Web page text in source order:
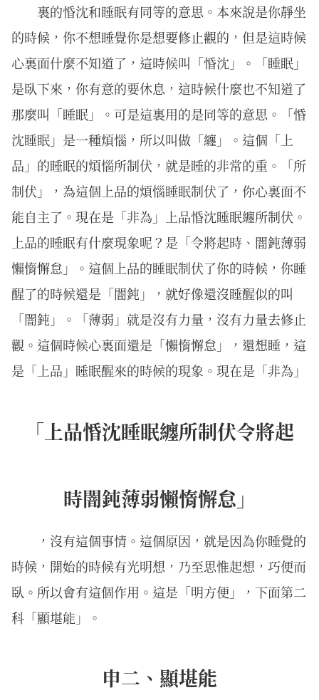
裏的惛沈和睡眠有同等的意思。本來說是你靜坐
的時候，你不想睡覺你是想要修止觀的，但是這時候
心裏面什麼不知道了，這時候叫「惛沈」。「睡眠」
是臥下來，你有意的要休息，這時候什麼也不知道了
那麼叫「睡眠」。可是這裏用的是同等的意思。「惛
沈睡眠」是一種煩惱，所以叫做「纏」。這個「上
品」的睡眠的煩惱所制伏，就是睡的非常的重。「所
制伏」，為這個上品的煩惱睡眠制伏了，你心裏面不
能自主了。現在是「非為」上品惛沈睡眠纏所制伏。
上品的睡眠有什麼現象呢？是「令將起時、闇鈍薄弱
懶惰懈怠」。這個上品的睡眠制伏了你的時候，你睡
醒了的時候還是「闇鈍」，就好像還沒睡醒似的叫
「闇鈍」。「薄弱」就是沒有力量，沒有力量去修止
觀。這個時候心裏面還是「懶惰懈怠」，還想睡，這
是「上品」睡眠醒來的時候的現象。現在是「非為」
「上品惛沈睡眠纏所制伏令將起
時闇鈍薄弱懶惰懈怠」
，沒有這個事情。這個原因，就是因為你睡覺的
時候，開始的時候有光明想，乃至思惟起想，巧便而
臥。所以會有這個作用。這是「明方便」，下面第二
科「顯堪能」。
申二、顯堪能